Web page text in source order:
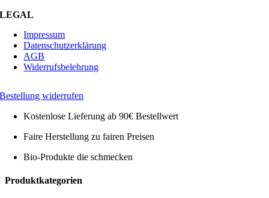
LEGAL
Impressum
Datenschutzerklärung
AGB
Widerrufsbelehrung
Bestellung widerrufen
Kostenlose Lieferung ab 90€ Bestellwert
Faire Herstellung zu fairen Preisen
Bio-Produkte die schmecken
Toggle
Produktkategorien